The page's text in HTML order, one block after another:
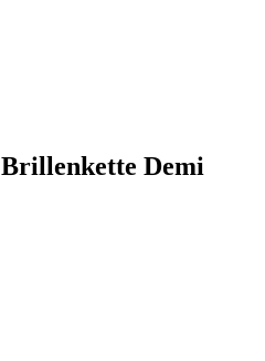
Brillenkette Demi